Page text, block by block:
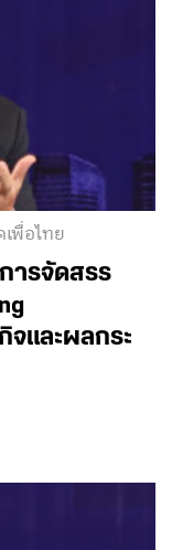
พื่อไทย
ารจัดสรร
จและผลกระ